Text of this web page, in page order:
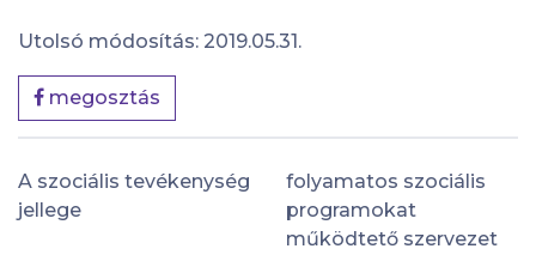
Utolsó módosítás: 2019.05.31.
megosztás
A szociális tevékenység
jellege
folyamatos szociális
programokat
működtető szervezet